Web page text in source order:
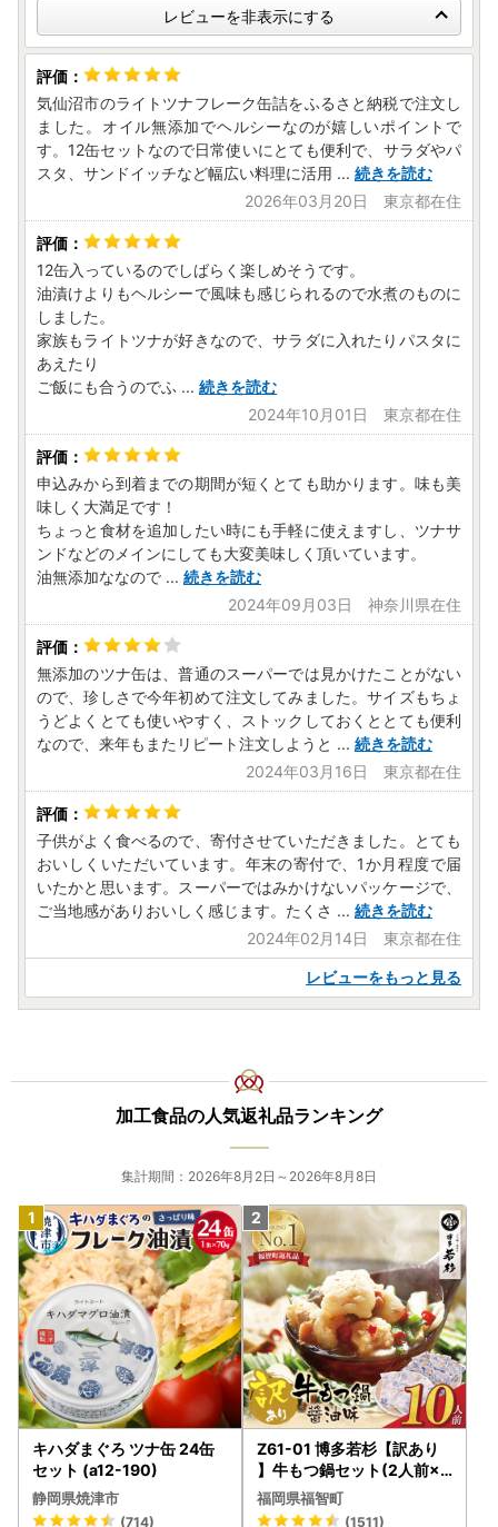
レビューを非表示にする
気仙沼市のライトツナフレーク缶詰をふるさと納税で注文し
ました。オイル無添加でヘルシーなのが嬉しいポイントで
す。12缶セットなので日常使いにとても便利で、サラダやパ
スタ、サンドイッチなど幅広い料理に活用 ... 続きを読む
2026年03月20日 東京都在住
12缶入っているのでしばらく楽しめそうです。
油漬けよりもヘルシーで風味も感じられるので水煮のものに
しました。
家族もライトツナが好きなので、サラダに入れたりパスタに
あえたり
ご飯にも合うのでふ ... 続きを読む
2024年10月01日 東京都在住
申込みから到着までの期間が短くとても助かります。味も美
味しく大満足です！
ちょっと食材を追加したい時にも手軽に使えますし、ツナサ
ンドなどのメインにしても大変美味しく頂いています。
油無添加ななので ... 続きを読む
2024年09月03日 神奈川県在住
無添加のツナ缶は、普通のスーパーでは見かけたことがない
ので、珍しさで今年初めて注文してみました。サイズもちょ
うどよくとても使いやすく、ストックしておくととても便利
なので、来年もまたリピート注文しようと ... 続きを読む
2024年03月16日 東京都在住
子供がよく食べるので、寄付させていただきました。とても
おいしくいただいています。年末の寄付で、1か月程度で届
いたかと思います。スーパーではみかけないパッケージで、
ご当地感がありおいしく感じます。たくさ ... 続きを読む
2024年02月14日 東京都在住
レビューをもっと見る
加工食品の人気返礼品ランキング
集計期間：2026年8月2日～2026年8月8日
キハダまぐろ ツナ缶 24缶
セット (a12-190)
静岡県焼津市
(714)
Z61-01 博多若杉【訳あり
】牛もつ鍋セット(2人前×5
) 10人前 もつ鍋
福岡県福智町
(1511)